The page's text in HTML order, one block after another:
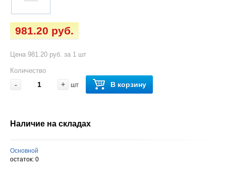
981.20 руб.
Цена 981.20 руб. за 1 шт
Количество
- + шт В корзину
Наличие на складах
Основной
остаток: 0